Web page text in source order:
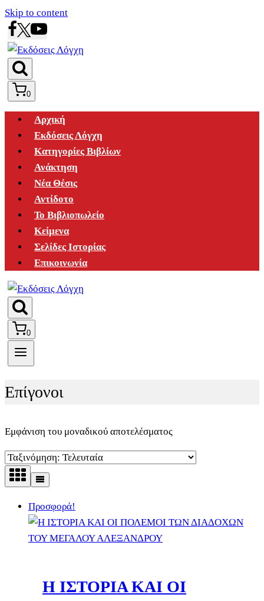
Skip to content
0
Αρχική
Εκδόσεις Λόγχη
Κατηγορίες Βιβλίων
Ανάκτηση
Νέα Θέσις
Αντίδοτο
Το Βιβλιοπωλείο
Κείμενα
Σελίδες Ιστορίας
Επικοινωνία
0
Επίγονοι
Εμφάνιση του μοναδικού αποτελέσματος
Προσφορά!
Η ΙΣΤΟΡΙΑ ΚΑΙ ΟΙ